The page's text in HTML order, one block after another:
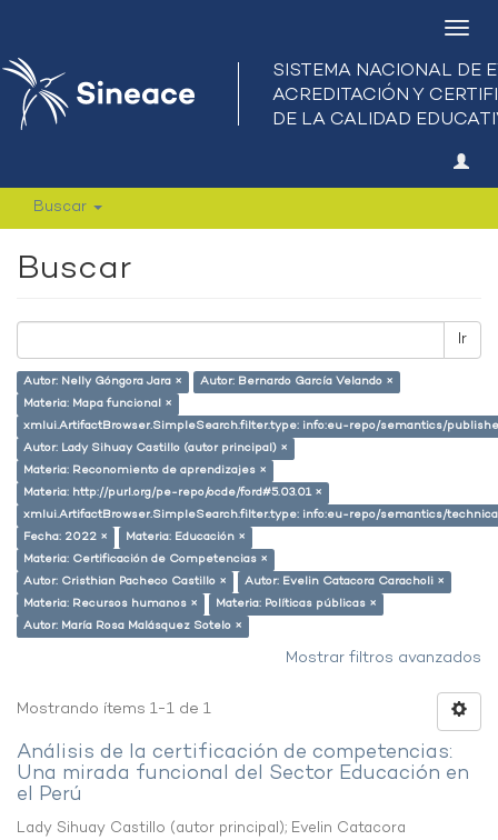
Buscar
Buscar
Ir
Autor: Nelly Góngora Jara ×
Autor: Bernardo García Velando ×
Materia: Mapa funcional ×
xmlui.ArtifactBrowser.SimpleSearch.filter.type: info:eu-repo/semantics/
Autor: Lady Sihuay Castillo (autor principal) ×
Materia: Reconomiento de aprendizajes ×
Materia: http://purl.org/pe-repo/ocde/ford#5.03.01 ×
xmlui.ArtifactBrowser.SimpleSearch.filter.type: info:eu-repo/semantics/
Fecha: 2022 ×
Materia: Educación ×
Materia: Certificación de Competencias ×
Autor: Cristhian Pacheco Castillo ×
Autor: Evelin Catacora Caracholi ×
Materia: Recursos humanos ×
Materia: Políticas públicas ×
Autor: María Rosa Malásquez Sotelo ×
Mostrar filtros avanzados
Mostrando ítems 1-1 de 1
Análisis de la certificación de competencias:
Una mirada funcional del Sector Educación en
el Perú
Lady Sihuay Castillo (autor principal); Evelin Catacora